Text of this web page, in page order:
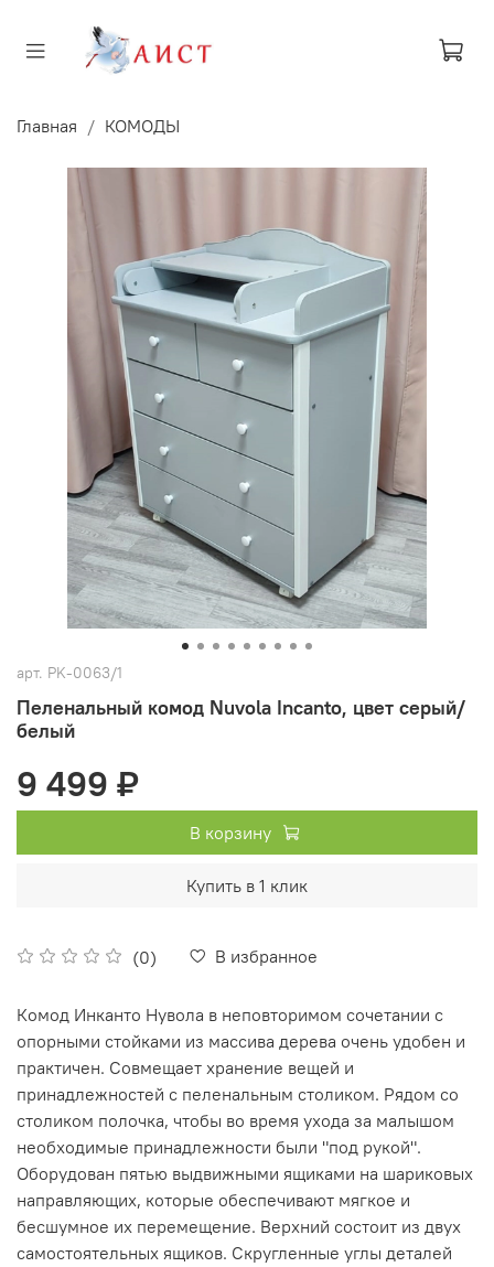
Главная КОМОДЫ
арт. PK-0063/1
Пеленальный комод Nuvola Incanto, цвет серый/
белый
(0) В избранное
9 499 ₽
В корзину
Купить в 1 клик
Комод Инканто Нувола в неповторимом сочетании с
опорными стойками из массива дерева очень удобен и
практичен. Совмещает хранение вещей и
принадлежностей с пеленальным столиком. Рядом со
столиком полочка, чтобы во время ухода за малышом
необходимые принадлежности были "под рукой".
Оборудован пятью выдвижными ящиками на шариковых
направляющих, которые обеспечивают мягкое и
бесшумное их перемещение. Верхний состоит из двух
самостоятельных ящиков. Скругленные углы деталей